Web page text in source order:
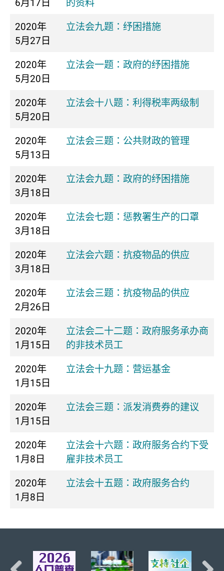
6月17日
的资料
2020年
5月27日
立法会九题：纾困措施
2020年
5月20日
立法会一题：政府的纾困措施
2020年
5月20日
立法会十八题：利得税率两级制
2020年
5月13日
立法会三题：公共财政的管理
2020年
3月18日
立法会九题：政府的纾困措施
2020年
3月18日
立法会七题：惩教署生产的口罩
2020年
3月18日
立法会六题：抗疫物品的供应
2020年
2月26日
立法会三题：抗疫物品的供应
2020年
1月15日
立法会二十二题：政府服务承办商
的非技术员工
2020年
1月15日
立法会十九题：营运基金
2020年
1月15日
立法会三题：派发消费券的建议
2020年
1月8日
立法会十六题：政府服务合约下受
雇非技术员工
2020年
1月8日
立法会十五题：政府服务合约
页首